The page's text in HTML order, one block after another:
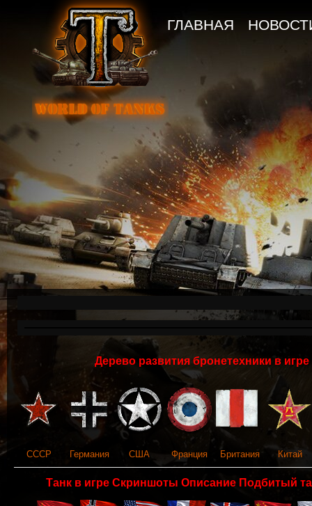
ГЛАВНАЯ
Дерево развития бронетехники в
СССР Германия США Франция Британия Китай
Танк в игре Скриншоты Описание Подбитый